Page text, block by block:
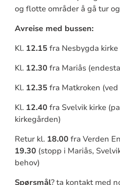
og flotte områder å gå tur
Avreise med bussen:
Kl. 12.15 fra Nesbygda kirke
Kl. 12.30 fra Mariås
Kl. 12.35 fra Matkroken (ved
Kl. 12.40 fra Svelvik kirke
kirkegården)
Retur kl. 18.00 fra Verden
19.30 (stopp i Mariås,
behov)
Spørsmål? ta kontakt med